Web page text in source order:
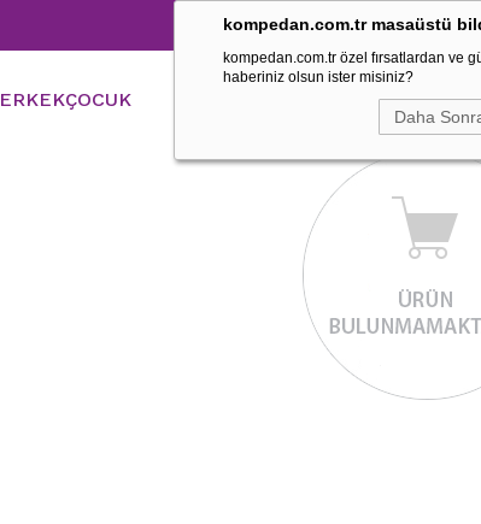
kompedan.com.tr masaüstü
kompedan.com.tr özel fırsatlardan ve
haberiniz olsun ister misiniz?
Daha
Tüm Pijama
ERKEKÇOCUK